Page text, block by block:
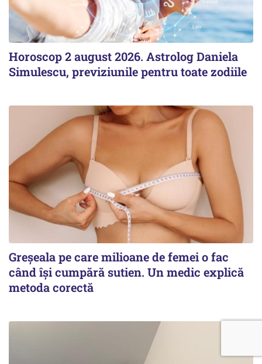
Horoscop 2 august 2026. Astrolog Daniela
Simulescu, previziunile pentru toate zodiile
Greșeala pe care milioane de femei o fac
când își cumpără sutien. Un medic explică
metoda corectă